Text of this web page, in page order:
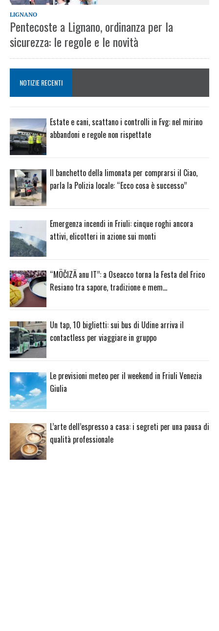
LIGNANO
Pentecoste a Lignano, ordinanza per la
sicurezza: le regole e le novità
NOTIZIE RECENTI
Estate e cani, scattano i controlli in Fvg: nel mirino
abbandoni e regole non rispettate
Il banchetto della limonata per comprarsi il Ciao,
parla la Polizia locale: “Ecco cosa è successo”
Emergenza incendi in Friuli: cinque roghi ancora
attivi, elicotteri in azione sui monti
“MÖČIZÄ anu IT”: a Oseacco torna la Festa del Frico
Resiano tra sapore, tradizione e mem…
Un tap, 10 biglietti: sui bus di Udine arriva il
contactless per viaggiare in gruppo
Le previsioni meteo per il weekend in Friuli Venezia
Giulia
L’arte dell’espresso a casa: i segreti per una pausa di
qualità professionale